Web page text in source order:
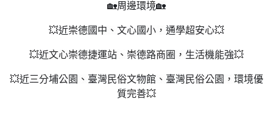
🏡周邊環境🏡
💥近崇德國中、文心國小，通學超安心💥
💥近文心崇德捷運站、崇德路商圈，生活機能強💥
💥近三分埔公園、臺灣民俗文物館、臺灣民俗公園，環境優
質完善💥